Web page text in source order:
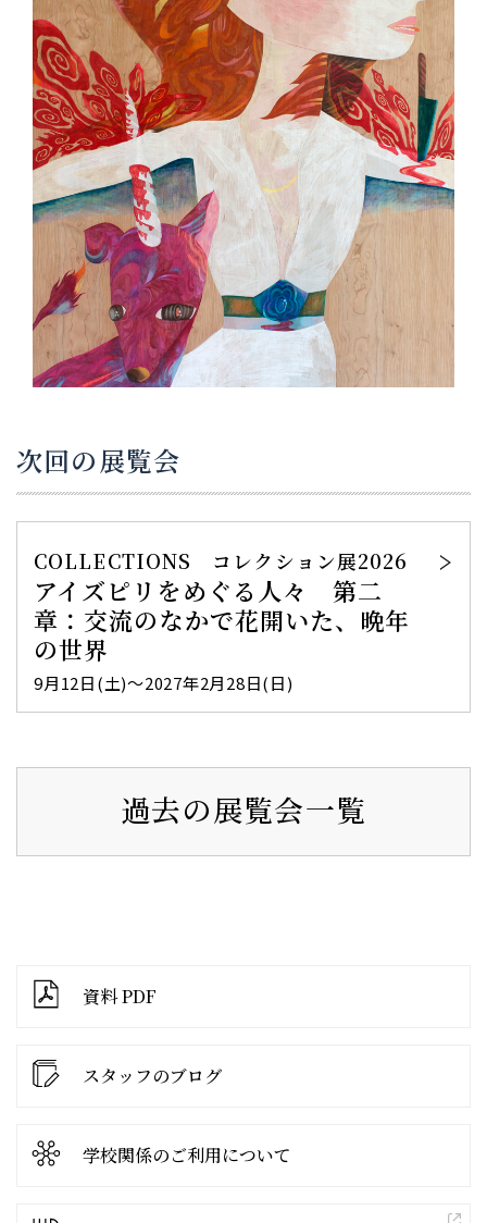
次回の展覧会
COLLECTIONS コレクション展2026
アイズピリをめぐる人々 第二
章：交流のなかで花開いた、晩年
の世界
9月12日(土)～2027年2月28日(日)
過去の展覧会一覧
資料 PDF
スタッフのブログ
学校関係のご利用について